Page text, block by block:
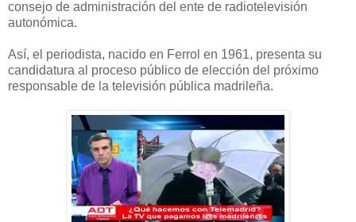
consejo de administración del ente de radiotelevisión
autonómica.
Así, el periodista, nacido en Ferrol en 1961, presenta su
candidatura al proceso público de elección del próximo
responsable de la televisión pública madrileña.